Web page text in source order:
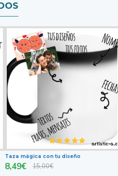
Taza mágica con tu diseño
8,49€ 15,00€